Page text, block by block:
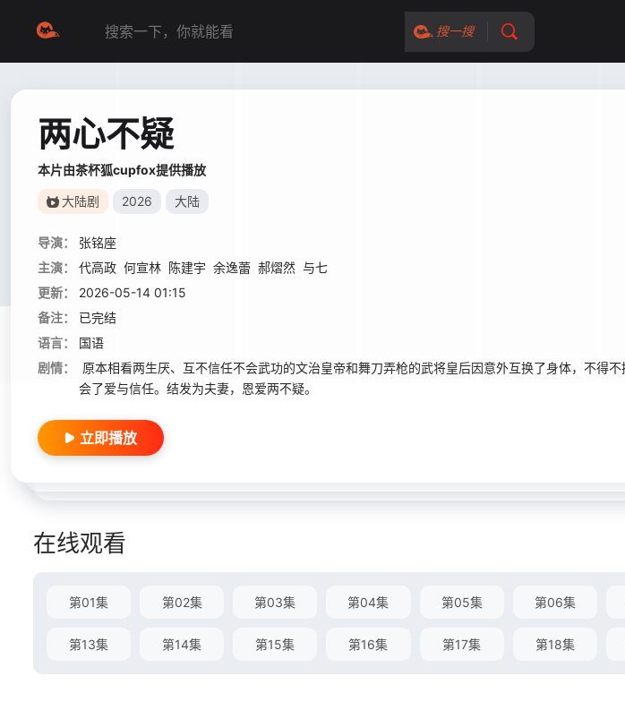
搜一搜
两心不疑
本片由茶杯狐cupfox提供播放
大陆剧 2026 大陆
导演：
张铭座
主演：
代高政 何宣林 陈建宇 余逸蕾 郝熠然 与七
更新：
2026-05-14 01:15
备注：
已完结
语言：
国语
剧情：
原本相看两生厌、互不信任不会武功的文治皇帝和舞刀弄枪的武将皇后因意外互换了身体，不得
会了爱与信任。结发为夫妻，恩爱两不疑。
立即播放
在线观看
第01集 第02集 第03集 第04集 第05集 第06集
第13集 第14集 第15集 第16集 第17集 第18集